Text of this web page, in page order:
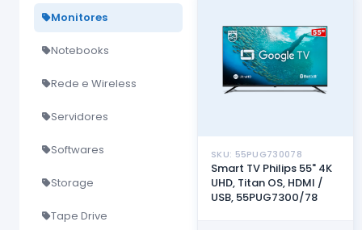
Monitores
Notebooks
Rede e Wireless
Servidores
Softwares
Storage
Tape Drive
SKU: 55PUG730078
Smart TV Philips 55" 4K
UHD, Titan OS, HDMI /
USB, 55PUG7300/78